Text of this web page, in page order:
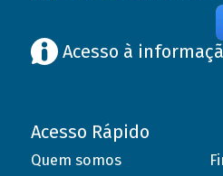
Acesso à
Acesso Rápido
Quem somos